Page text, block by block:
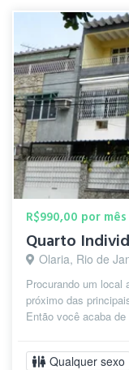
R$990,00 por mês
Quarto
Olaria, Rio de
Procurando um local
próximo das
Então você acaba
Qualquer sexo